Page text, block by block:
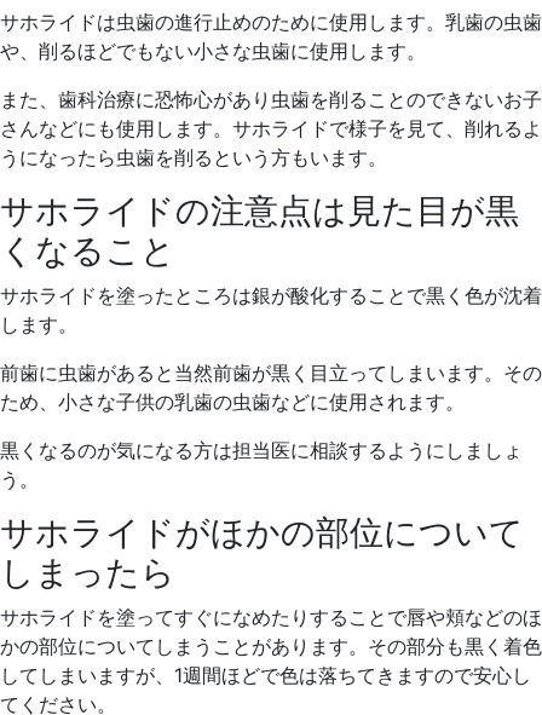
サホライドは虫歯の進行止めのために使用します。乳歯の虫歯
や、削るほどでもない小さな虫歯に使用します。
また、歯科治療に恐怖心があり虫歯を削ることのできないお子
さんなどにも使用します。サホライドで様子を見て、削れるよ
うになったら虫歯を削るという方もいます。
サホライドの注意点は見た目が黒
くなること
サホライドを塗ったところは銀が酸化することで黒く色が沈着
します。
前歯に虫歯があると当然前歯が黒く目立ってしまいます。その
ため、小さな子供の乳歯の虫歯などに使用されます。
黒くなるのが気になる方は担当医に相談するようにしましょ
う。
サホライドがほかの部位について
しまったら
サホライドを塗ってすぐになめたりすることで唇や頬などのほ
かの部位についてしまうことがあります。その部分も黒く着色
してしまいますが、1週間ほどで色は落ちてきますので安心し
てください。